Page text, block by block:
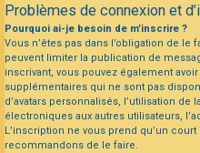
Problèmes de connexion et
Pourquoi ai-je besoin de m’inscrire ?
Vous n’êtes pas dans l’obligation de
peuvent limiter la publication de
inscrivant, vous pouvez également
supplémentaires qui ne sont pas
d’avatars personnalisés, l’utilisation
électroniques aux autres utilisateurs,
L’inscription ne vous prend qu’un
recommandons de le faire.